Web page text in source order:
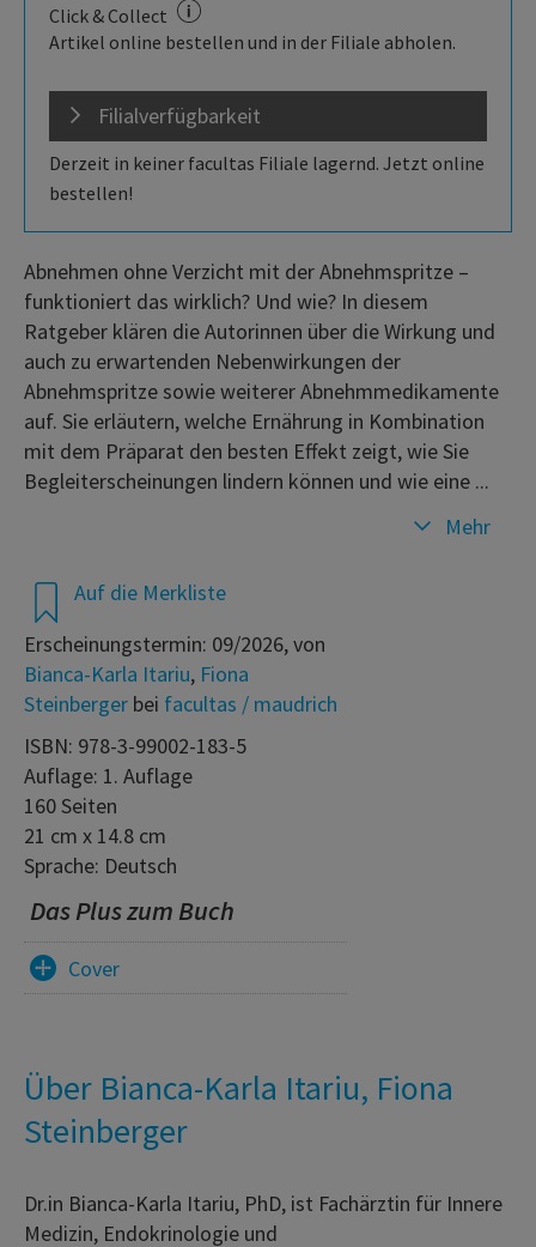
Click & Collect
Artikel online bestellen und in der Filiale abholen.
Filialverfügbarkeit
Derzeit in keiner facultas Filiale lagernd. Jetzt online
bestellen!
Auf die Merkliste
Erscheinungstermin: 09/2026, von
Bianca-Karla Itariu, Fiona
Steinberger bei facultas / maudrich
ISBN: 978-3-99002-183-5
Auflage: 1. Auflage
160 Seiten
21 cm x 14.8 cm
Sprache: Deutsch
Das Plus zum Buch
Cover
Abnehmen ohne Verzicht mit der Abnehmspritze –
funktioniert das wirklich? Und wie? In diesem
Ratgeber klären die Autorinnen über die Wirkung und
auch zu erwartenden Nebenwirkungen der
Abnehmspritze sowie weiterer Abnehmmedikamente
auf. Sie erläutern, welche Ernährung in Kombination
mit dem Präparat den besten Effekt zeigt, wie Sie
Begleiterscheinungen lindern können und wie eine ...
Mehr
Über Bianca-Karla Itariu, Fiona
Steinberger
Dr.in Bianca-Karla Itariu, PhD, ist Fachärztin für Innere
Medizin, Endokrinologie und